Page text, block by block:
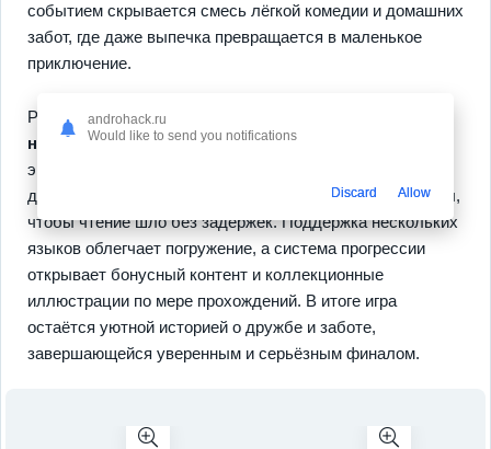
событием скрывается смесь лёгкой комедии и домашних
забот, где даже выпечка превращается в маленькое
приключение.
Ремейк сделан заново, с
новой озвучкой, что придаёт персонажам живость и
эмоции. Спрайты стали плавнее, кафе оформлено
детально, а интерфейс подстроен под касания и свайпы,
чтобы чтение шло без задержек. Поддержка нескольких
языков облегчает погружение, а система прогрессии
открывает бонусный контент и коллекционные
иллюстрации по мере прохождений. В итоге игра
остаётся уютной историей о дружбе и заботе,
завершающейся уверенным и серьёзным финалом.
androhack.ru
Would like to send you notifications
Discard Allow